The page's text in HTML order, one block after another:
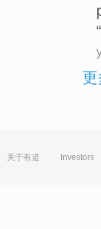
“
关于有道 Investors